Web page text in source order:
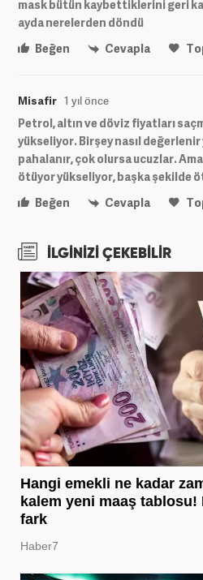
mask bütün kaybettiklerini geri
ayda nerelerden döndü
Beğen
Cevapla
Misafir 1 yıl önce
Petrol, altın ve döviz fiyatları
yükseliyor. Birşey nasıl
pahalanır, çok olursa ucuzlar.
ötüyor yükseliyor, başka şekilde
Beğen
Cevapla
İLGİNİZİ ÇEKEBİLİR
Hangi emekli ne kadar
kalem yeni maaş tablosu!
fark
Haber7